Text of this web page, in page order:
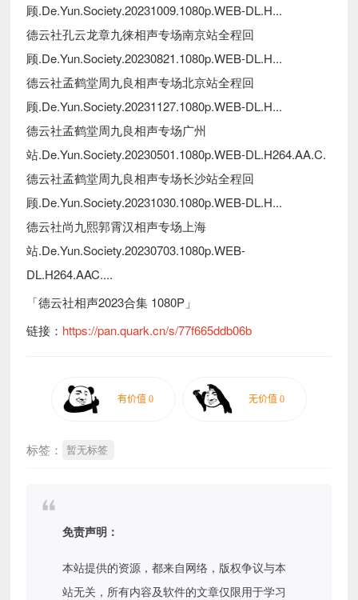
顾.De.Yun.Society.20231009.1080p.WEB-DL.H...
德云社孔云龙章九徕相声专场南京站全程回
顾.De.Yun.Society.20230821.1080p.WEB-DL.H...
德云社孟鹤堂周九良相声专场北京站全程回
顾.De.Yun.Society.20231127.1080p.WEB-DL.H...
德云社孟鹤堂周九良相声专场广州
站.De.Yun.Society.20230501.1080p.WEB-DL.H264.AA.C.
德云社孟鹤堂周九良相声专场长沙站全程回
顾.De.Yun.Society.20231030.1080p.WEB-DL.H...
德云社尚九熙郭霄汉相声专场上海
站.De.Yun.Society.20230703.1080p.WEB-
DL.H264.AAC....
「德云社相声2023合集 1080P」
链接： https://pan.quark.cn/s/77f665ddb06b
标签： 暂无标签
免责声明：
本站提供的资源，都来自网络，版权争议与本
站无关，所有内容及软件的文章仅限用于学习